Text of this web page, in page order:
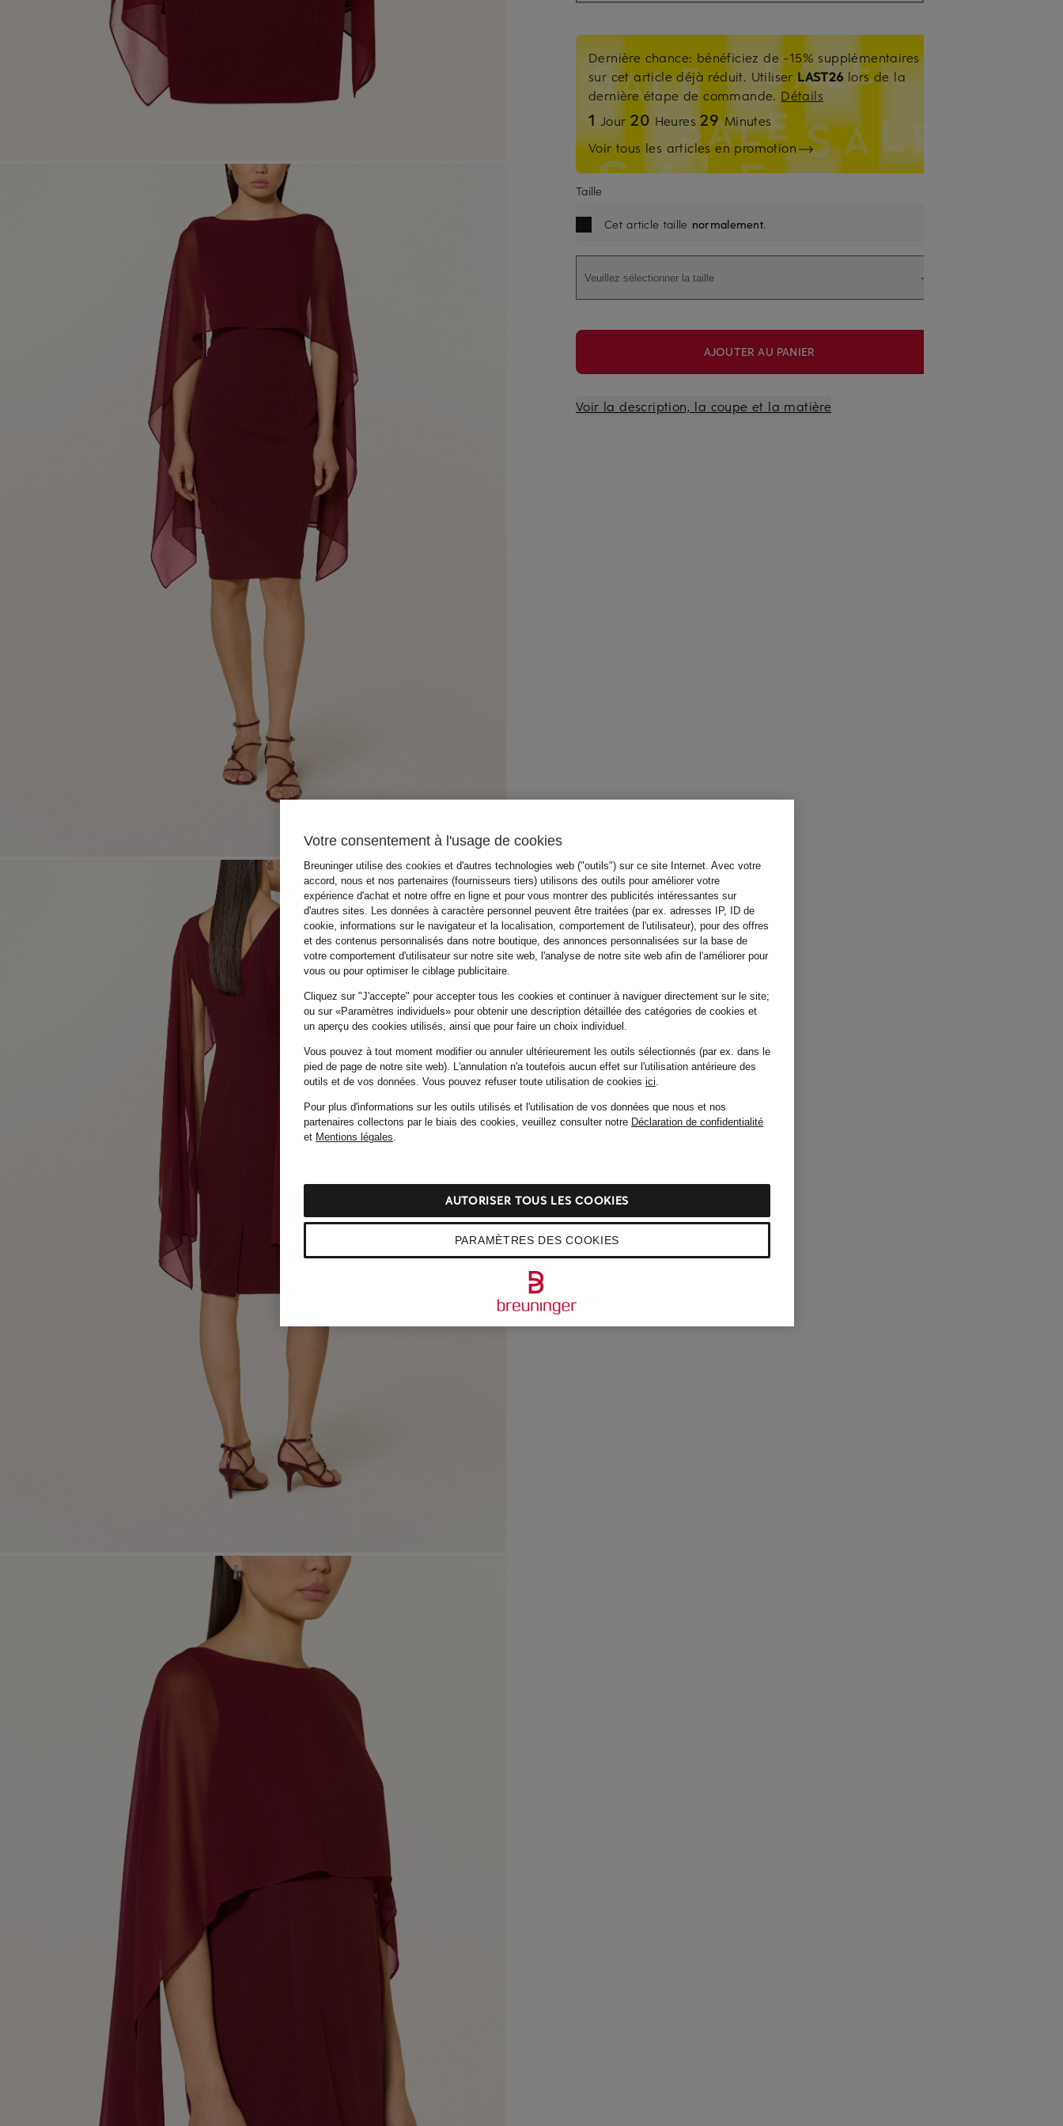
Dernière chance: bénéficiez de -15% supplémentaires
sur cet article déjà réduit. UtiliserLAST26 lors de la
dernière étape de commande. Détails
1 Jour20 Heures29Minutes
Voir tous les articles en promotion
Taille
Cet article taille normalement.
Veuillez sélectionner la taille
AJOUTER AU PANIER
Voir la description, la coupe et la matière
Votre consentement à l'usage de cookies
Breuninger utilise des cookies et d'autres technologies web ("outils") sur ce site Internet. Avec votre
accord, nous et nos partenaires (fournisseurs tiers) utilisons des outils pour améliorer votre
expérience d'achat et notre offre en ligne et pour vous montrer des publicités intéressantes sur
d'autres sites. Les données à caractère personnel peuvent être traitées (par ex. adresses IP, ID de
cookie, informations sur le navigateur et la localisation, comportement de l'utilisateur), pour des offres
et des contenus personnalisés dans notre boutique, des annonces personnalisées sur la base de
votre comportement d'utilisateur sur notre site web, l'analyse de notre site web afin de l'améliorer pour
vous ou pour optimiser le ciblage publicitaire.
Cliquez sur "J'accepte" pour accepter tous les cookies et continuer à naviguer directement sur le site;
ou sur «Paramètres individuels» pour obtenir une description détaillée des catégories de cookies et
un aperçu des cookies utilisés, ainsi que pour faire un choix individuel.
Vous pouvez à tout moment modifier ou annuler ultérieurement les outils sélectionnés (par ex. dans le
pied de page de notre site web). L'annulation n'a toutefois aucun effet sur l'utilisation antérieure des
outils et de vos données. Vous pouvez refuser toute utilisation de cookies ici.
Pour plus d'informations sur les outils utilisés et l'utilisation de vos données que nous et nos
partenaires collectons par le biais des cookies, veuillez consulter notre Déclaration de confidentialité
et Mentions légales.
PARAMÈTRES DES COOKIES
AUTORISER TOUS LES COOKIES